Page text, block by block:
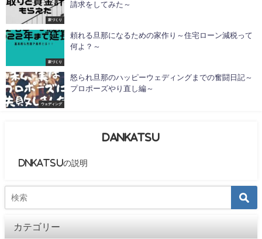
家づくり
請求をしてみた～
家づくり
頼れる旦那になるための家作り～住宅ローン減税って
何よ？～
ウェディング
怒られ旦那のハッピーウェディングまでの奮闘日記～
プロポーズやり直し編～
DANKATSU
DNKATSUの説明
カテゴリー